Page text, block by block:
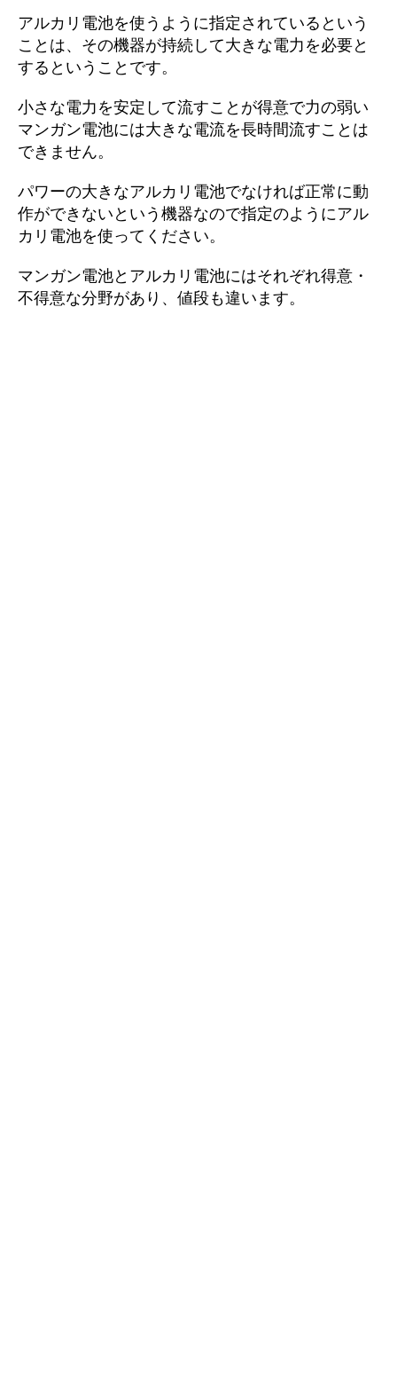
アルカリ電池を使うように指定されているという
ことは、その機器が持続して大きな電力を必要と
するということです。
小さな電力を安定して流すことが得意で力の弱い
マンガン電池には大きな電流を長時間流すことは
できません。
パワーの大きなアルカリ電池でなければ正常に動
作ができないという機器なので指定のようにアル
カリ電池を使ってください。
マンガン電池とアルカリ電池にはそれぞれ得意・
不得意な分野があり、値段も違います。